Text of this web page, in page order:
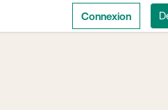
Connexion